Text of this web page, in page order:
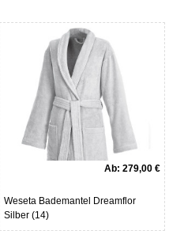
Ab: 279,00 €
Weseta Bademantel Dreamflor
Silber (14)